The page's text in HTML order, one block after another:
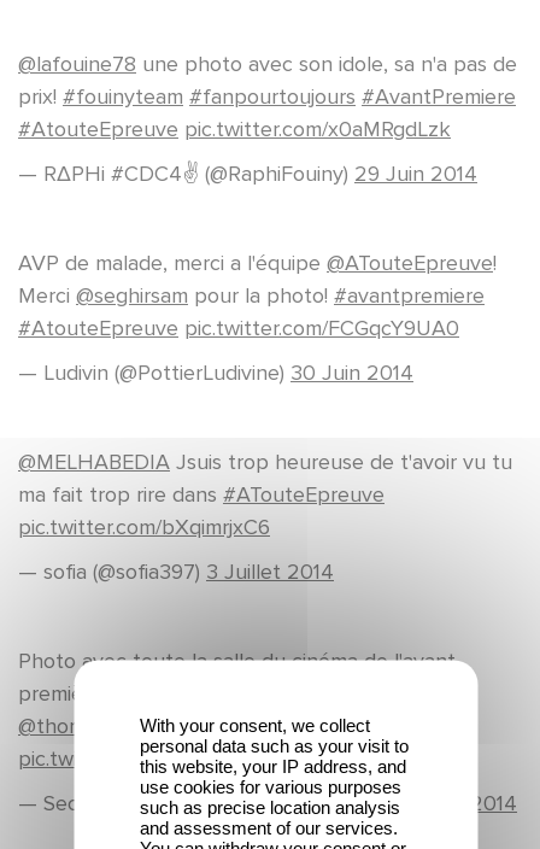
@lafouine78 une photo avec son idole, sa n'a pas de
prix! #fouinyteam #fanpourtoujours #AvantPremiere
#AtouteEpreuve pic.twitter.com/x0aMRgdLzk
— RΔPHi #CDC4✌️ (@RaphiFouiny) 29 Juin 2014
AVP de malade, merci a l'équipe @ATouteEpreuve!
Merci @seghirsam pour la photo! #avantpremiere
#AtouteEpreuve pic.twitter.com/FCGqcY9UA0
— Ludivin (@PottierLudivine) 30 Juin 2014
@MELHABEDIA Jsuis trop heureuse de t'avoir vu tu
ma fait trop rire dans #ATouteEpreuve
pic.twitter.com/bXqimrjxC6
— sofia (@sofia397) 3 Juillet 2014
Photo avec toute la salle du cinéma de l'avant
première de
@thomassoliveres @seghirsam
pic.twitter.com/DvRl4vFERI
— Secret Story 8 !!! (@Zinedine_Cauet)2 Juillet 2014
With your consent, we collect
personal data such as your visit to
this website, your IP address, and
use cookies for various purposes
such as precise location analysis
and assessment of our services.